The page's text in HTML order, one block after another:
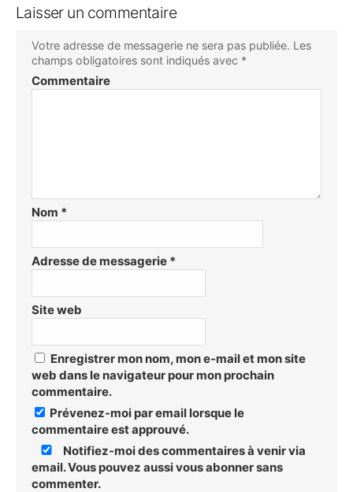
Laisser un commentaire
Votre adresse de messagerie ne sera pas publiée. Les
champs obligatoires sont indiqués avec *
Commentaire
Nom *
Adresse de messagerie *
Site web
Enregistrer mon nom, mon e-mail et mon site
web dans le navigateur pour mon prochain
commentaire.
Prévenez-moi par email lorsque le
commentaire est approuvé.
Notifiez-moi des commentaires à venir via
email. Vous pouvez aussivous abonnersans
commenter.